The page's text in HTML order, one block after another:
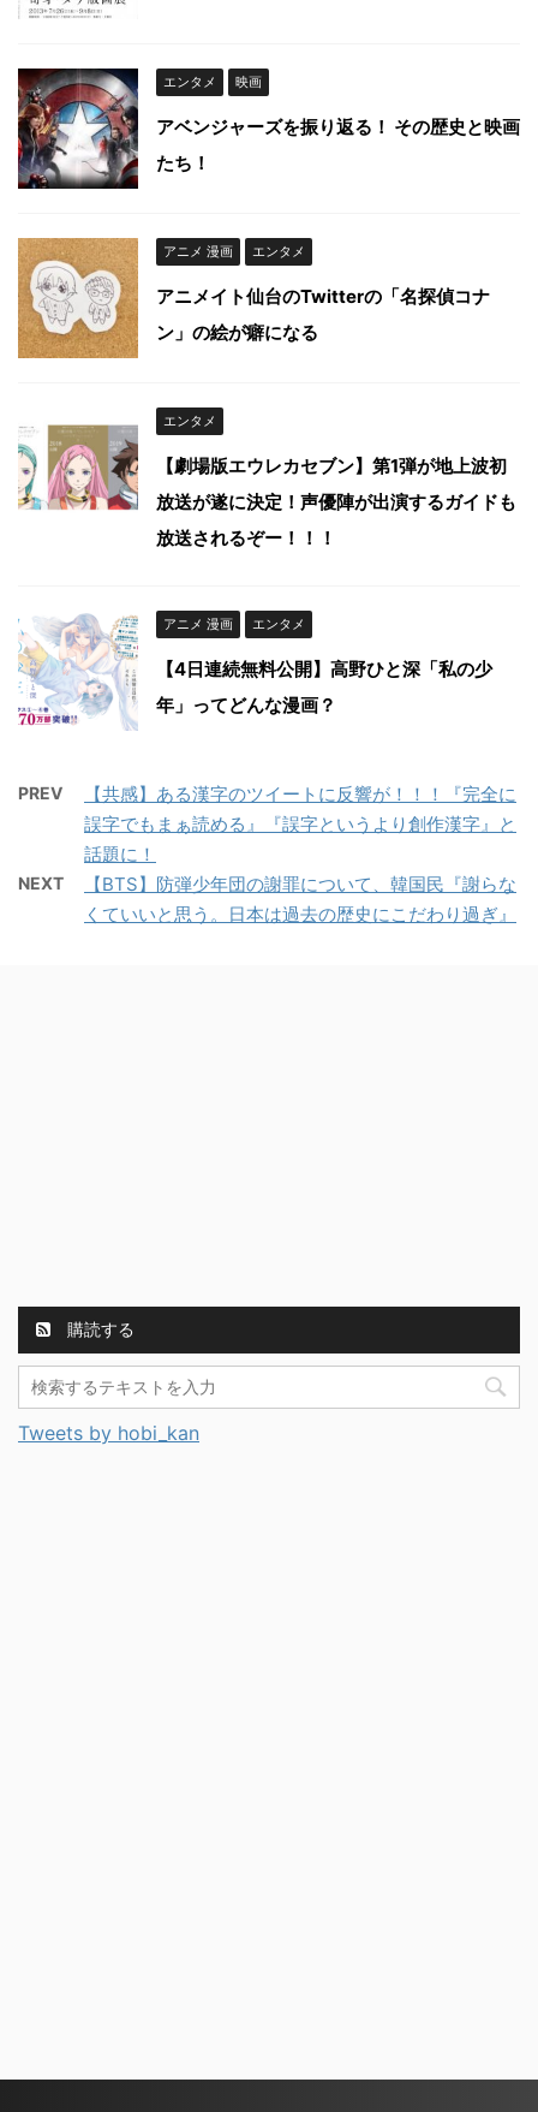
エンタメ 映画
アベンジャーズを振り返る！ その歴史と映画
たち！
アニメ 漫画 エンタメ
アニメイト仙台のTwitterの「名探偵コナ
ン」の絵が癖になる
エンタメ
【劇場版エウレカセブン】第1弾が地上波初
放送が遂に決定！声優陣が出演するガイドも
放送されるぞー！！！
アニメ 漫画 エンタメ
【4日連続無料公開】高野ひと深「私の少
年」ってどんな漫画？
PREV
【共感】ある漢字のツイートに反響が！！！『完全に
誤字でもまぁ読める』『誤字というより創作漢字』と
話題に！
NEXT
【BTS】防弾少年団の謝罪について、韓国民『謝らな
くていいと思う。日本は過去の歴史にこだわり過ぎ』
購読する
Tweets by hobi_kan